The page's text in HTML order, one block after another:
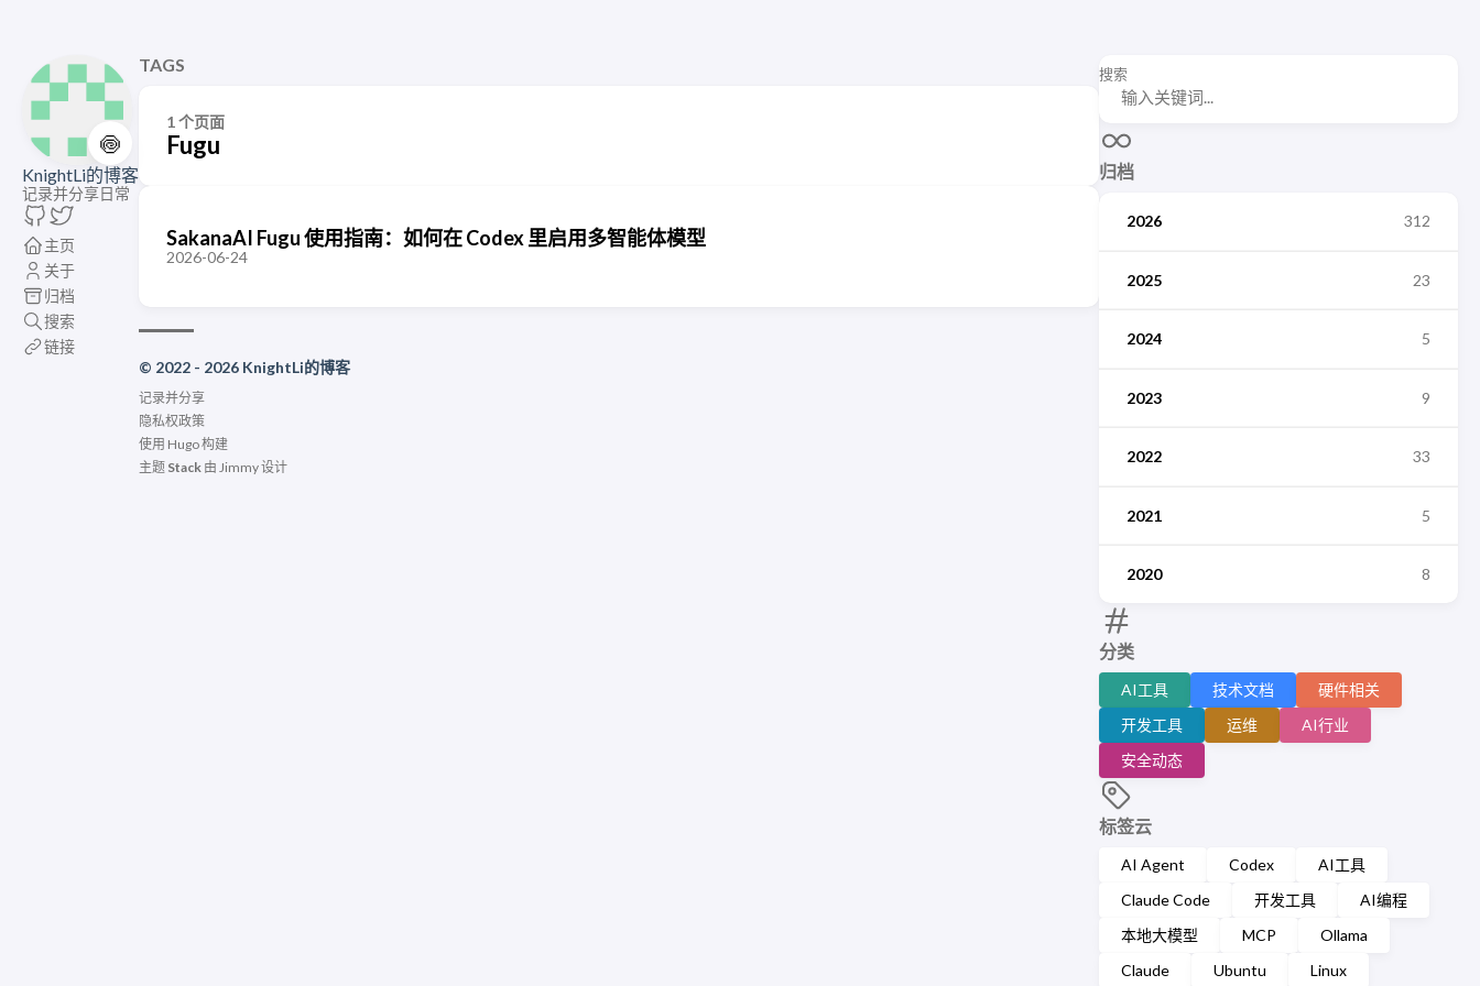
🍥
KnightLi的博客
记录并分享日常
主页
关于
归档
搜索
链接
搜索
归档
2026 312
2025 23
2024 5
2023 9
2022 33
2021 5
2020 8
分类
AI工具 技术文档
硬件相关
开发工具
运维
AI行业
安全动态
标签云
AI Agent Codex
AI工具
Claude Code
开发工具
AI编程
本地大模型
MCP
Ollama
Claude
Ubuntu Linux
TAGS
1 个页面
Fugu
SakanaAI Fugu 使用指南：如何在 Codex 里启用多智能体模型
2026-06-24
© 2022 - 2026 KnightLi的博客
记录并分享
隐私权政策
使用 Hugo构建
主题 Stack 由 Jimmy设计